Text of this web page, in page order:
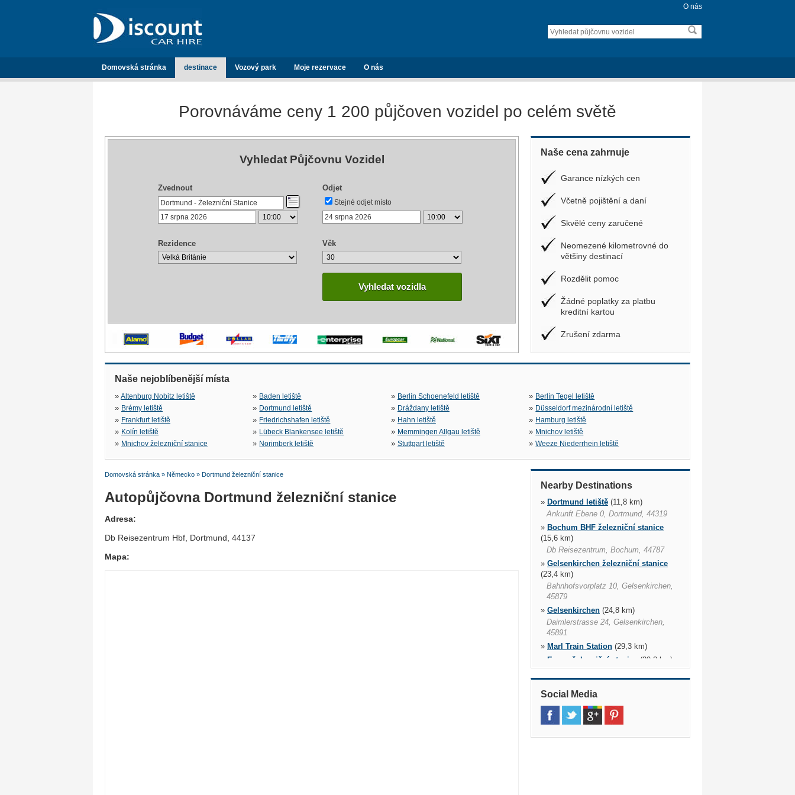
O nás
Domovská stránka destinace Vozový park Moje rezervace O nás
Porovnáváme ceny 1 200 půjčoven vozidel po celém světě
Vyhledat Půjčovnu Vozidel
Zvednout Odjet
Stejné odjet místo
Rezidence Věk
Vyhledat vozidla
Naše cena zahrnuje
Garance nízkých cen
Včetně pojištění a daní
Skvělé ceny zaručené
Neomezené kilometrovné do
většiny destinací
Rozdělit pomoc
Žádné poplatky za platbu
kreditní kartou
Zrušení zdarma
Naše nejoblíbenější místa
» Altenburg Nobitz letiště » Baden letiště » Berlín Schoenefeld letiště » Berlín Tegel letiště
» Brémy letiště » Dortmund letiště » Dráždany letiště » Düsseldorf mezinárodní letiště
» Frankfurt letiště » Friedrichshafen letiště » Hahn letiště » Hamburg letiště
» Kolín letiště » Lübeck Blankensee letiště » Memmingen Allgau letiště » Mnichov letiště
» Mnichov železniční stanice » Norimberk letiště » Stuttgart letiště »Weeze Niederrhein letiště
Domovská stránka » Německo » Dortmund železniční stanice
Autopůjčovna Dortmund železniční stanice
Adresa:
Db Reisezentrum Hbf, Dortmund, 44137
Mapa:
Nearby Destinations
» Dortmund letiště (11,8 km)
Ankunft Ebene 0, Dortmund, 44319
» Bochum BHF železniční stanice
(15,6 km)
Db Reisezentrum, Bochum, 44787
» Gelsenkirchen železniční stanice
(23,4 km)
Bahnhofsvorplatz 10, Gelsenkirchen,
45879
» Gelsenkirchen (24,8 km)
Daimlerstrasse 24, Gelsenkirchen,
45891
» Marl Train Station (29,3 km)
Essen železniční stanice
(30,2 km)
Ostfeldstr. 9, Essen, 45127
Hamm železniční stanice
Willy Brandt Platz 1 B Reisezentrum,
Social Media